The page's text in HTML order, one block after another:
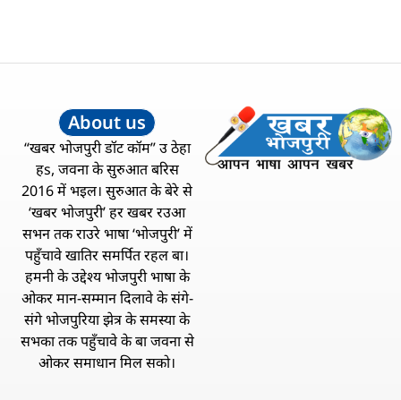
About us
“खबर भोजपुरी डॉट कॉम” उ ठेहा
हs, जवना के सुरुआत बरिस
2016 में भइल। सुरुआत के बेरे से
‘खबर भोजपुरी’ हर खबर रउआ
सभन तक राउरे भाषा ‘भोजपुरी’ में
पहुँचावे खातिर समर्पित रहल बा।
हमनी के उद्देश्य भोजपुरी भाषा के
ओकर मान-सम्मान दिलावे के संगे-
संगे भोजपुरिया झेत्र के समस्या के
सभका तक पहुँचावे के बा जवना से
ओकर समाधान मिल सको।